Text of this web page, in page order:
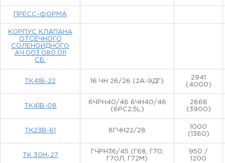
ПРЕСС-ФОРМА
КОРПУС КЛАПАНА
ОТСЕЧНОГО
СОЛЕНОИДНОГО
АЧ.003.080.011
СБ.
ТК41В-22 16 ЧН 26/26 (2А-9ДГ)
2941
(4000)
ТК41В-08
6ЧРН40/46 6ЧН40/46
(6РС2,5L)
2868
(3900)
ТК23В-61 8ГЧН22/28
1000
(1360)
ТК 30Н-27
ГЧРН36/45 (Г68, Г70,
Г70Л, Г72М)
950 /
1200